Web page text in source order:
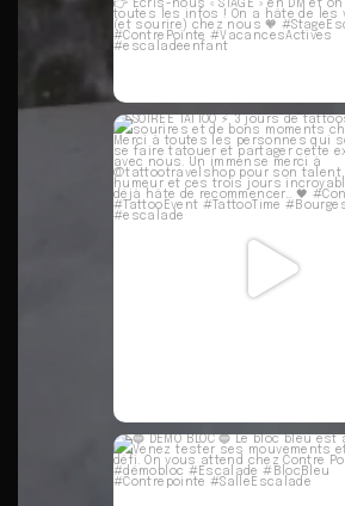
SOIRÉE TATTOO ⚡️
3 jours de tattoos, de
41 1
🔵 DÉMO BLOC 🔵
Le bloc bleu est arrivé